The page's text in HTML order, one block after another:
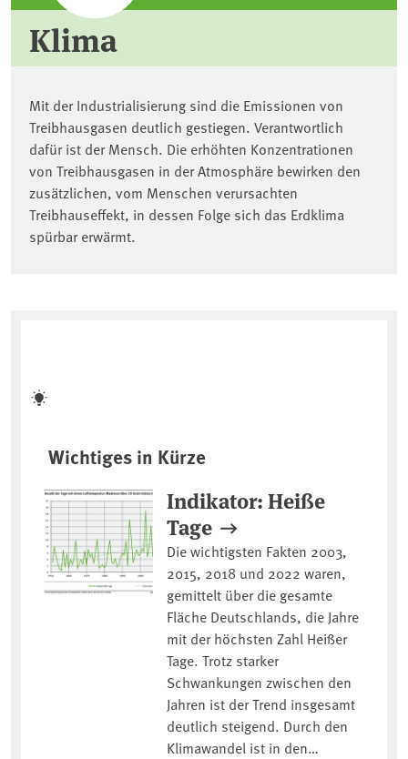
Klima
Mit der Industrialisierung sind die Emissionen von
Treibhausgasen deutlich gestiegen. Verantwortlich
dafür ist der Mensch. Die erhöhten Konzentrationen
von Treibhausgasen in der Atmosphäre bewirken den
zusätzlichen, vom Menschen verursachten
Treibhauseffekt, in dessen Folge sich das Erdklima
spürbar erwärmt.
Wichtiges in Kürze
Indikator: Heiße
Tage
Die wichtigsten Fakten 2003,
2015, 2018 und 2022 waren,
gemittelt über die gesamte
Fläche Deutschlands, die Jahre
mit der höchsten Zahl Heißer
Tage. Trotz starker
Schwankungen zwischen den
Jahren ist der Trend insgesamt
deutlich steigend. Durch den
Klimawandel ist in den…